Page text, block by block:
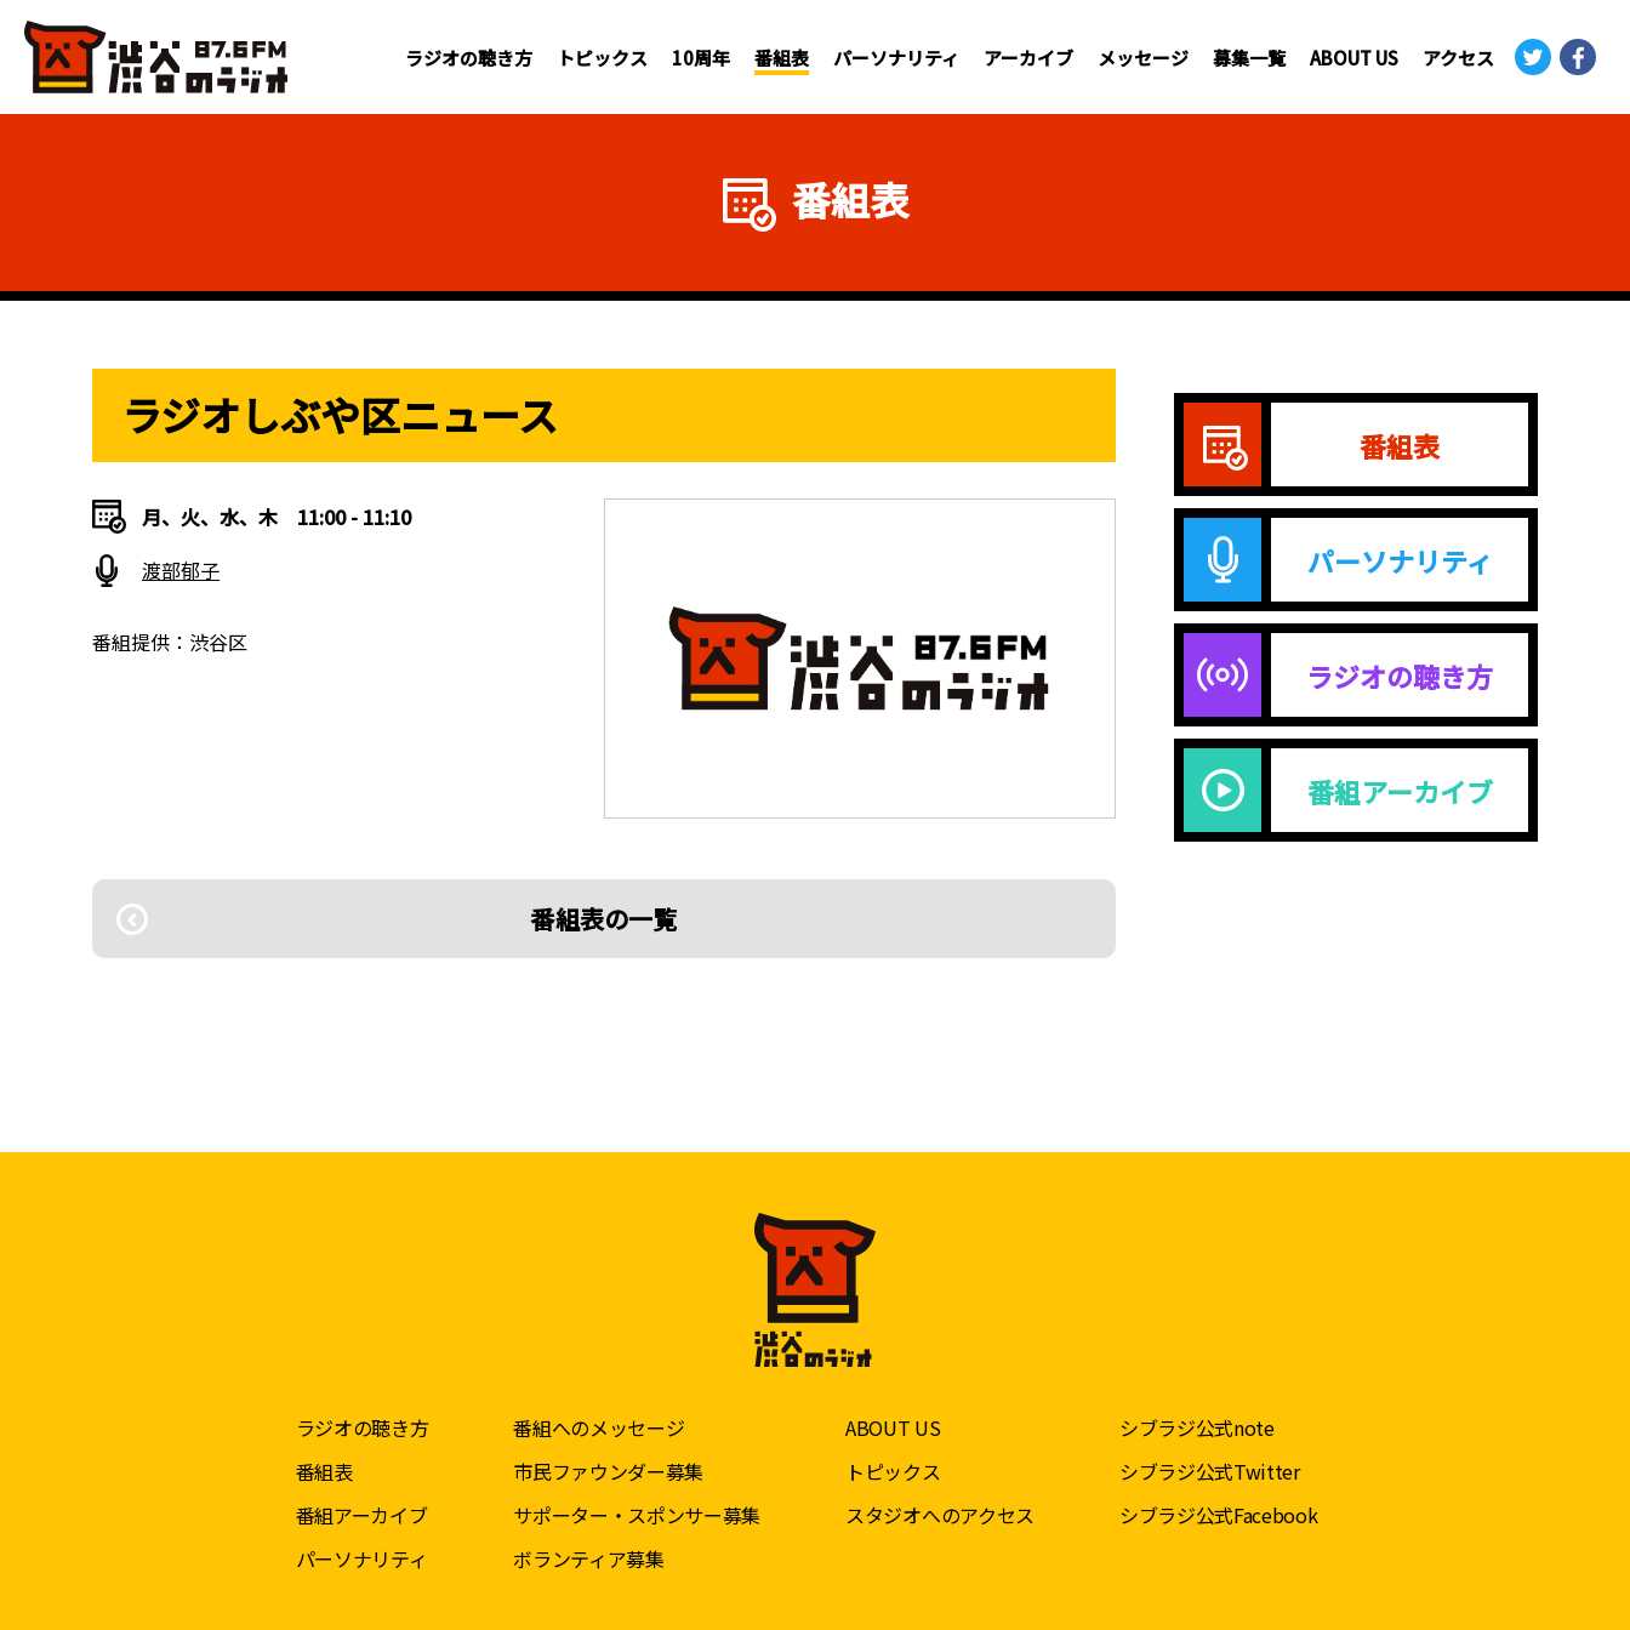
ラジオの聴き方 トピックス 10周年 番組表 パーソナリティ アーカイブ メッセージ 募集一覧 ABOUT US アクセス
番組表
ラジオしぶや区ニュース
月、火、水、木 11:00 - 11:10
渡部郁子
番組提供：渋谷区
番組表の一覧
番組表
パーソナリティ
ラジオの聴き方
番組アーカイブ
ラジオの聴き方
番組表
番組アーカイブ
パーソナリティ
番組へのメッセージ
市民ファウンダー募集
サポーター・スポンサー募集
ボランティア募集
ABOUT US
トピックス
スタジオへのアクセス
シブラジ公式note
シブラジ公式Twitter
シブラジ公式Facebook